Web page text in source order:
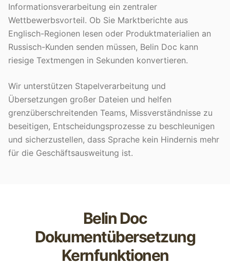
Informationsverarbeitung ein zentraler
Wettbewerbsvorteil. Ob Sie Marktberichte aus
Englisch-Regionen lesen oder Produktmaterialien an
Russisch-Kunden senden müssen, Belin Doc kann
riesige Textmengen in Sekunden konvertieren.
Wir unterstützen Stapelverarbeitung und
Übersetzungen großer Dateien und helfen
grenzüberschreitenden Teams, Missverständnisse zu
beseitigen, Entscheidungsprozesse zu beschleunigen
und sicherzustellen, dass Sprache kein Hindernis mehr
für die Geschäftsausweitung ist.
Belin Doc
Dokumentübersetzung
Kernfunktionen